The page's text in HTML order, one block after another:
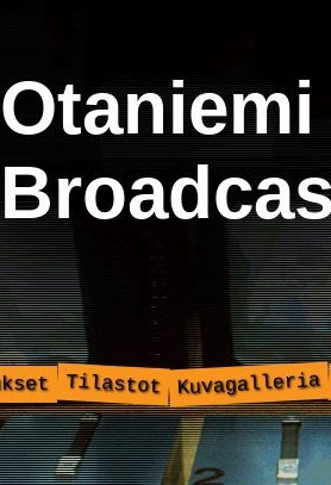
Tilastot Kuvagalleria